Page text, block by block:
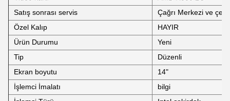
Satış sonrası servis
Çağrı Merkezi ve
Özel Kalıp
HAYIR
Ürün Durumu
Yeni
Tip
Düzenli
Ekran boyutu
14"
İşlemci İmalatı
bilgi